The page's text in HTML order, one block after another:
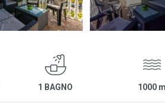
1 BAGNO 1000 m